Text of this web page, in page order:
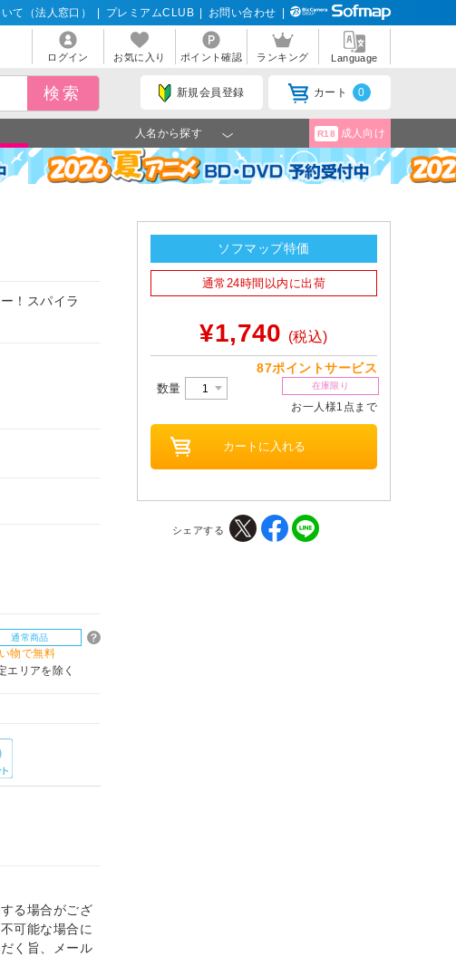
て（法人窓口） プレミアムCLUB お問い合わせ
ログイン お気に入り ポイント確認 ランキング Language
新規会員登録 カート 0
人名から探す R18 成人向け
！スパイラ
通常商品
物で無料
リアを除く
る場合がござ
可能な場合に
く旨、メール
ソフマップ特価
通常24時間以内に出荷
¥1,740 (税込)
87ポイントサービス
数量 在庫限り
お一人様1点まで
シェアする